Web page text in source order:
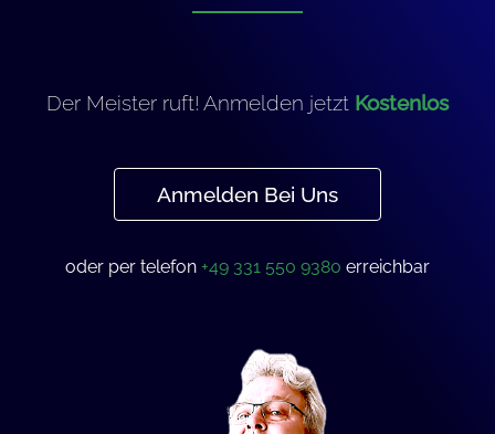
Der Meister ruft! Anmelden jetzt Kostenlos
Anmelden Bei Uns
oder per telefon +49 331 550 9380 erreichbar